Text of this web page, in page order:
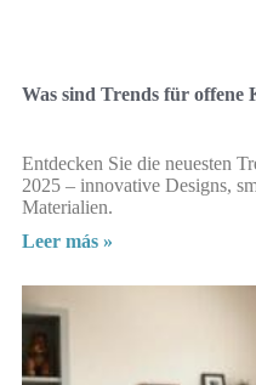
Was sind Trends für offene
Entdecken Sie die neuesten
2025 – innovative Designs,
Materialien.
Leer más »